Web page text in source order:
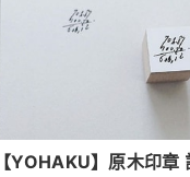
【YOHAKU】原木印章